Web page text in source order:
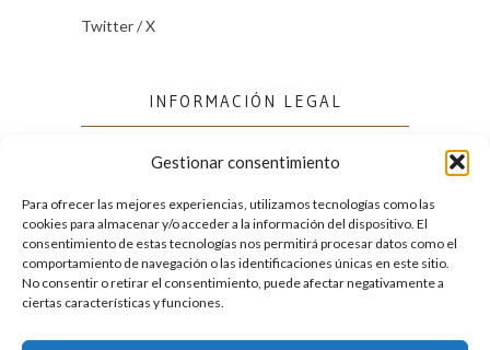
Gestionar consentimiento
Para ofrecer las mejores experiencias, utilizamos tecnologías como las
cookies para almacenar y/o acceder a la información del dispositivo. El
consentimiento de estas tecnologías nos permitirá procesar datos como el
comportamiento de navegación o las identificaciones únicas en este sitio.
No consentir o retirar el consentimiento, puede afectar negativamente a
ciertas características y funciones.
Twitter / X
INFORMACIÓN LEGAL
Política de cookies (UE)
Política de privacidad
FACEBOOK